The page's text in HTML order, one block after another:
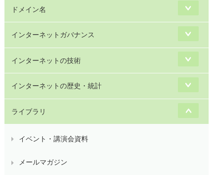
ドメイン名
インターネットガバナンス
インターネットの技術
インターネットの歴史・統計
ライブラリ
イベント・講演会資料
メールマガジン